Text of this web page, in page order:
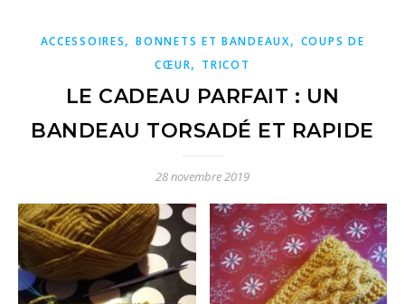
ACCESSOIRES,BONNETS ET BANDEAUX, COUPS DE
CŒUR, TRICOT
LE CADEAU PARFAIT : UN
BANDEAU TORSADÉ ET RAPIDE
28 novembre 2019